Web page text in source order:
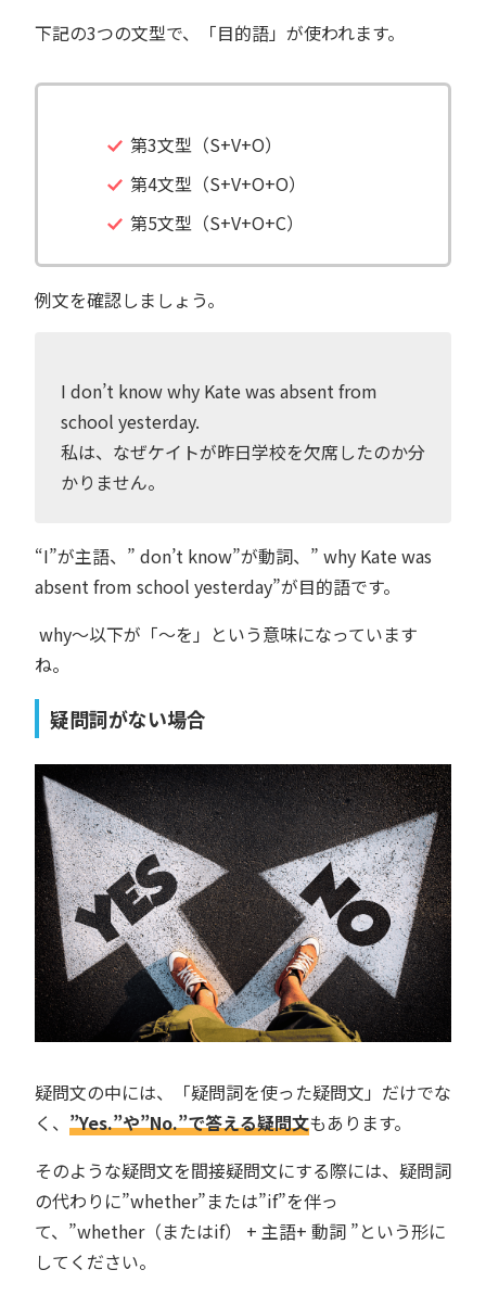
下記の3つの文型で、「目的語」が使われます。
第3文型（S+V+O）
第4文型（S+V+O+O）
第5文型（S+V+O+C）
例文を確認しましょう。
I don’t know why Kate was absent from
school yesterday.
私は、なぜケイトが昨日学校を欠席したのか分
かりません。
“I”が主語、” don’t know”が動詞、” why Kate was
absent from school yesterday”が目的語です。
why〜以下が「〜を」という意味になっています
ね。
疑問詞がない場合
疑問文の中には、「疑問詞を使った疑問文」だけでな
く、 ”Yes.”や”No.”で答える疑問文もあります。
そのような疑問文を間接疑問文にする際には、疑問詞
の代わりに”whether”または”if”を伴っ
て、”whether（またはif） + 主語+ 動詞 ”という形に
してください。